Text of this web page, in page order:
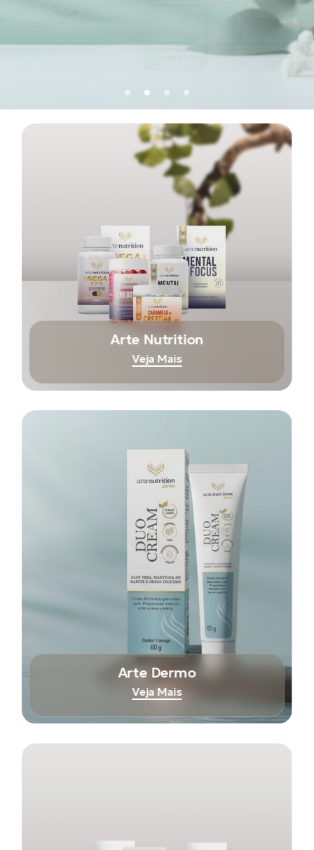
Arte Nutrition
Veja Mais
Arte Dermo
Veja Mais